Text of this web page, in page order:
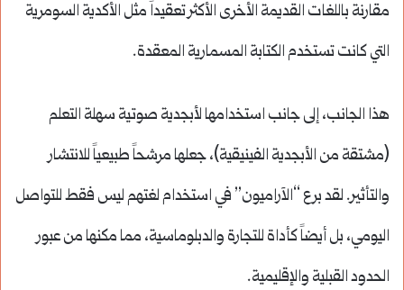
مقارنة باللغات القديمة الأخرى الأكثر تعقيداً مثل الأكدية السومرية
التي كانت تستخدم الكتابة المسمارية المعقدة.
هذا الجانب، إلى جانب استخدامها لأبجدية صوتية سهلة التعلم
(مشتقة من الأبجدية الفينيقية)، جعلها مرشحاً طبيعياً للانتشار
والتأثير. لقد برع “الآراميون” في استخدام لغتهم ليس فقط للتواصل
اليومي، بل أيضاً كأداة للتجارة والدبلوماسية، مما مكنها من عبور
الحدود القبلية والإقليمية.